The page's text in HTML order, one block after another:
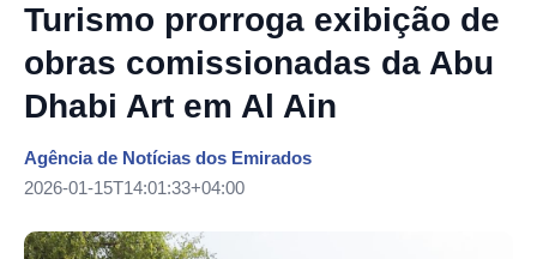
Turismo prorroga exibição de
obras comissionadas da Abu
Dhabi Art em Al Ain
Agência de Notícias dos Emirados
2026-01-15T14:01:33+04:00